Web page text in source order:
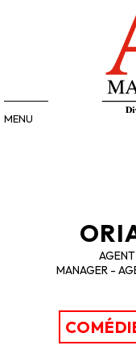
MENU
MANAGER -